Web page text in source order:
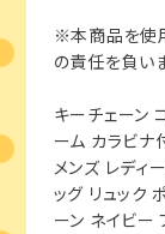
※本商品を使
の責任を負い
キーチェーン
ーム カラビナ
メンズ レディ
ッグ リュック
ーン ネイビー